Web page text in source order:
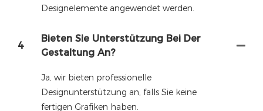
Designelemente angewendet werden.
4
Bieten Sie Unterstützung Bei Der
Gestaltung An?
Ja, wir bieten professionelle
Designunterstützung an, falls Sie keine
fertigen Grafiken haben.